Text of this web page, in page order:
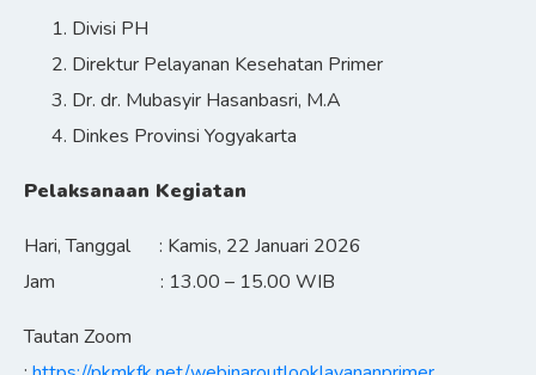
Divisi PH
Direktur Pelayanan Kesehatan Primer
Dr. dr. Mubasyir Hasanbasri, M.A
Dinkes Provinsi Yogyakarta
Pelaksanaan Kegiatan
Hari, Tanggal : Kamis, 22 Januari 2026
Jam : 13.00 – 15.00 WIB
Tautan Zoom